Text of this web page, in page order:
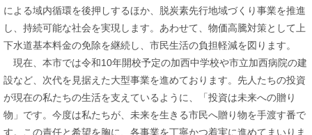
による域内循環を後押しするほか、脱炭素先行地域づくり事業を推進
し、持続可能な社会を実現します。あわせて、物価高騰対策として上
下水道基本料金の免除を継続し、市民生活の負担軽減を図ります。
現在、本市では令和10年開校予定の加西中学校や市立加西病院の建
設など、次代を見据えた大型事業を進めております。先人たちの投資
が現在の私たちの生活を支えているように、「投資は未来への贈り
物」です。今度は私たちが、未来を生きる市民へ贈り物を手渡す番で
す。この責任と希望を胸に、各事業を丁寧かつ着実に進めてまいりま